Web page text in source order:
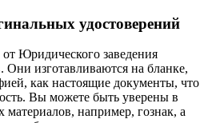
удостоверений
Юридического заведения
изготавливаются на бланке,
как настоящие документы, что
Вы можете быть уверены в
материалов, например, гознак, а